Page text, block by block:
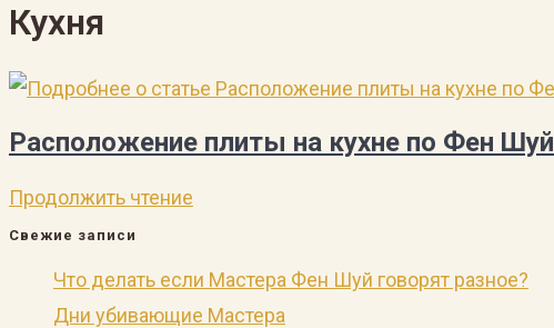
Кухня
Расположение плиты на кухне по Фен Шуй
Продолжить чтение
на
кухне
Свежие записи
Что делать если Мастера Фен Шуй говорят разное?
Дни убивающие Мастера